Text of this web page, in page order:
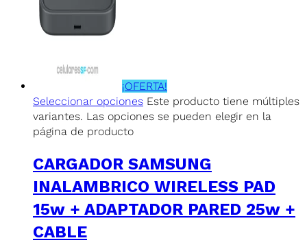
¡OFERTA!
Seleccionar opciones Este producto tiene múltiples
variantes. Las opciones se pueden elegir en la
página de producto
CARGADOR SAMSUNG
INALAMBRICO WIRELESS PAD
15w + ADAPTADOR PARED 25w +
CABLE